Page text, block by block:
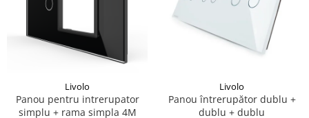
Livolo
Panou pentru intrerupator
simplu + rama simpla 4M
Livolo
Panou întrerupător dublu +
dublu + dublu